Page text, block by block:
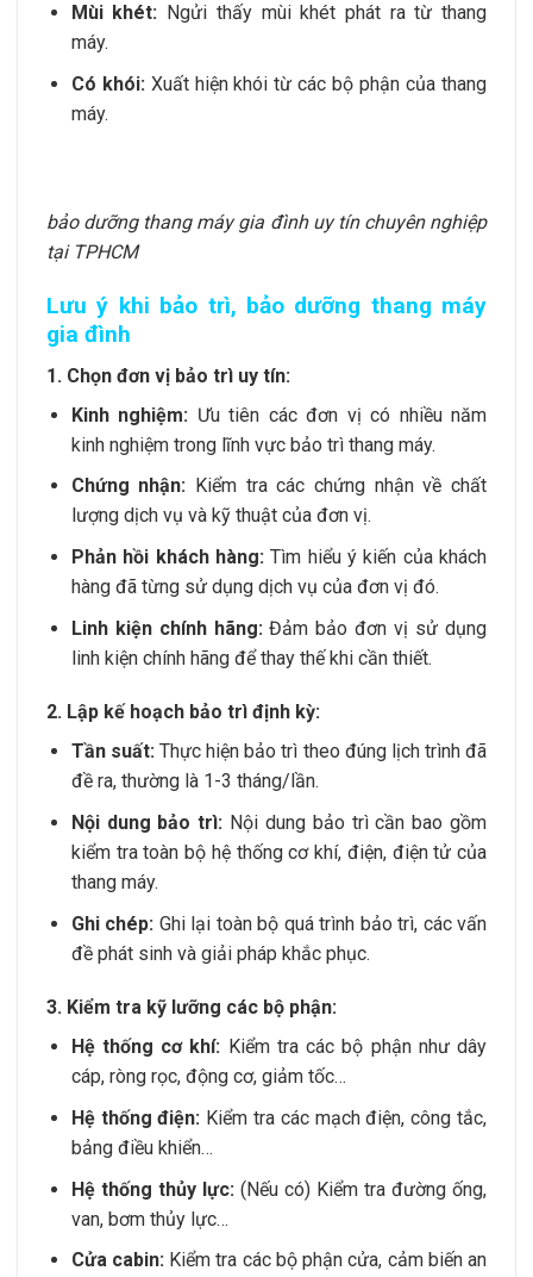
Mùi khét: Ngửi thấy mùi khét phát ra từ thang
máy.
Có khói:Xuất hiện khói từ các bộ phận của thang
máy.
bảo dưỡng thang máy gia đình uy tín chuyên nghiệp
tại TPHCM
Lưu ý khi bảo trì, bảo dưỡng thang máy
gia đình
1. Chọn đơn vị bảo trì uy tín:
Kinh nghiệm: Ưu tiên các đơn vị có nhiều năm
kinh nghiệm trong lĩnh vực bảo trì thang máy.
Chứng nhận: Kiểm tra các chứng nhận về chất
lượng dịch vụ và kỹ thuật của đơn vị.
Phản hồi khách hàng:Tìm hiểu ý kiến của khách
hàng đã từng sử dụng dịch vụ của đơn vị đó.
Linh kiện chính hãng: Đảm bảo đơn vị sử dụng
linh kiện chính hãng để thay thế khi cần thiết.
2. Lập kế hoạch bảo trì định kỳ:
Tần suất:Thực hiện bảo trì theo đúng lịch trình đã
đề ra, thường là 1-3 tháng/lần.
Nội dung bảo trì: Nội dung bảo trì cần bao gồm
kiểm tra toàn bộ hệ thống cơ khí, điện, điện tử của
thang máy.
Ghi chép: Ghi lại toàn bộ quá trình bảo trì, các vấn
đề phát sinh và giải pháp khắc phục.
3. Kiểm tra kỹ lưỡng các bộ phận:
Hệ thống cơ khí: Kiểm tra các bộ phận như dây
cáp, ròng rọc, động cơ, giảm tốc…
Hệ thống điện: Kiểm tra các mạch điện, công tắc,
bảng điều khiển…
Hệ thống thủy lực: (Nếu có) Kiểm tra đường ống,
van, bơm thủy lực…
Cửa cabin: Kiểm tra các bộ phận cửa, cảm biến an